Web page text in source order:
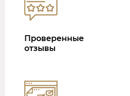
Проверенные
отзывы